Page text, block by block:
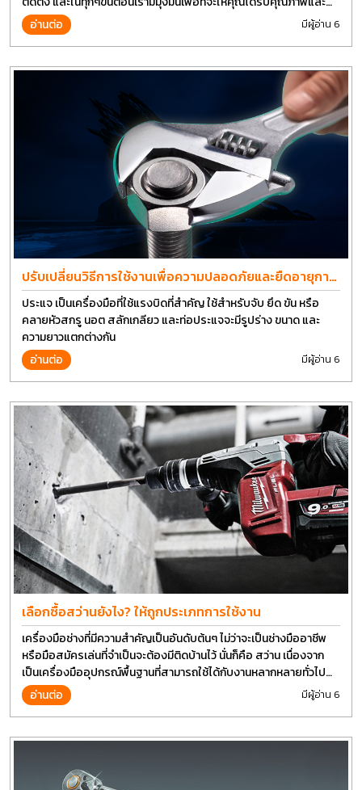
การที่งานที่ดีที่สุด บนต้นทุนที่ดีที่สุดเช่นกัน
อ่านต่อ มีผู้อ่าน 6
ปรับเปลี่ยนวิธีการใช้งานเพื่อความปลอดภัยและยืดอายุการ
ใช้งานประแจได้อีกนาน
ประแจ เป็นเครื่องมือที่ใช้แรงบิดที่สำคัญ ใช้สำหรับจับ ยึด ขัน หรือ
คลายหัวสกรู นอต สลักเกลียว และท่อประแจจะมีรูปร่าง ขนาด และ
ความยาวแตกต่างกัน
อ่านต่อ
มีผู้อ่าน 6
เลือกซื้อสว่านยังไง? ให้ถูกประเภทการใช้งาน
เครื่องมือช่างที่มีความสำคัญเป็นอันดับต้นๆ ไม่ว่าจะเป็นช่างมืออาชีพ
หรือมือสมัครเล่นที่จำเป็นจะต้องมีติดบ้านไว้ นั่นก็คือ สว่าน เนื่องจาก
เป็นเครื่องมืออุปกรณ์พื้นฐานที่สามารถใช้ได้กับงานหลากหลายทั่วไป
เรียกว่า เป็นเครื่องมือที่ใช้ง่าย ใครๆก็สามารถใช้ได้
อ่านต่อ มีผู้อ่าน 6